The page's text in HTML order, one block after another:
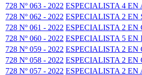
728 Nº 063 - 2022 ESPECIALISTA 4
728 Nº 062 - 2022 ESPECIALISTA 2
728 Nº 061 - 2022 ESPECIALISTA 2
728 Nº 060 - 2022 ESPECIALISTA 5
728 Nº 059 - 2022 ESPECIALISTA 2
728 Nº 058 - 2022 ESPECIALISTA 2 EN
728 Nº 057 - 2022 ESPECIALISTA 2